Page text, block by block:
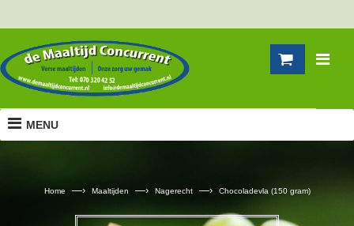
MENU
Home —› Maaltijden —› Nagerecht —› Chocoladevla (150 gram)